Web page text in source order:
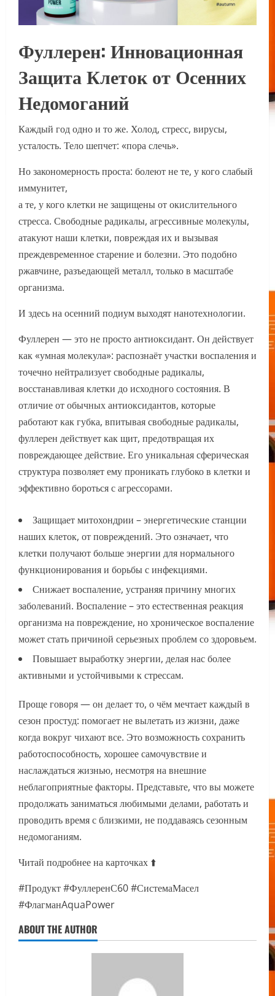
Фуллерен: Инновационная
Защита Клеток от Осенних
Недомоганий
Каждый год одно и то же. Холод, стресс, вирусы,
усталость. Тело шепчет: «пора слечь».
Но закономерность проста: болеют не те, у кого слабый
иммунитет,
а те, у кого клетки не защищены от окислительного
стресса. Свободные радикалы, агрессивные молекулы,
атакуют наши клетки, повреждая их и вызывая
преждевременное старение и болезни. Это подобно
ржавчине, разъедающей металл, только в масштабе
организма.
И здесь на осенний подиум выходят нанотехнологии.
Фуллерен — это не просто антиоксидант. Он действует
как «умная молекула»: распознаёт участки воспаления и
точечно нейтрализует свободные радикалы,
восстанавливая клетки до исходного состояния. В
отличие от обычных антиоксидантов, которые
работают как губка, впитывая свободные радикалы,
фуллерен действует как щит, предотвращая их
повреждающее действие. Его уникальная сферическая
структура позволяет ему проникать глубоко в клетки и
эффективно бороться с агрессорами.
Защищает митохондрии – энергетические станции
наших клеток, от повреждений. Это означает, что
клетки получают больше энергии для нормального
функционирования и борьбы с инфекциями.
Снижает воспаление, устраняя причину многих
заболеваний. Воспаление – это естественная реакция
организма на повреждение, но хроническое воспаление
может стать причиной серьезных проблем со здоровьем.
Повышает выработку энергии, делая нас более
активными и устойчивыми к стрессам.
Проще говоря — он делает то, о чём мечтает каждый в
сезон простуд: помогает не вылетать из жизни, даже
когда вокруг чихают все. Это возможность сохранить
работоспособность, хорошее самочувствие и
наслаждаться жизнью, несмотря на внешние
неблагоприятные факторы. Представьте, что вы можете
продолжать заниматься любимыми делами, работать и
проводить время с близкими, не поддаваясь сезонным
недомоганиям.
Читай подробнее на карточках ⬆️
#Продукт #ФуллеренС60 #СистемаМасел
#ФлагманAquaPower
ABOUT THE AUTHOR